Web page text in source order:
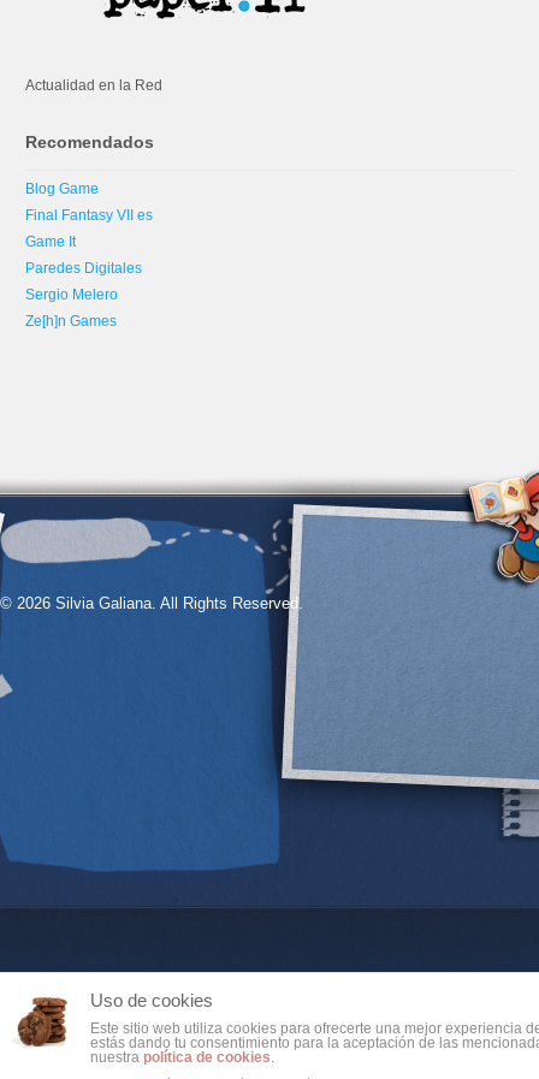
Actualidad en la Red
Recomendados
Blog Game
Final Fantasy VII es
Game It
Paredes Digitales
Sergio Melero
Ze[h]n Games
© 2026 Silvia Galiana. All Rights Reserved.
Uso de cookies
Este sitio web utiliza cookies para ofrecerte una mejor experiencia
estás dando tu consentimiento para la aceptación de las
nuestra política de cookies.